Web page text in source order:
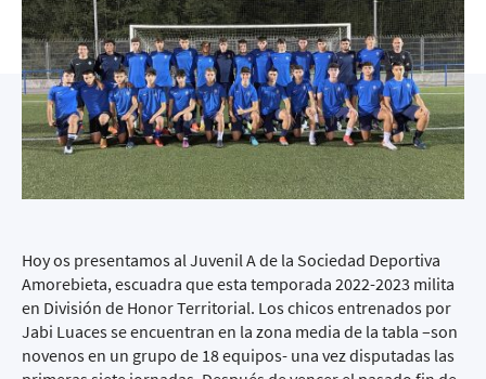
Hoy os presentamos al Juvenil A de la Sociedad Deportiva
Amorebieta, escuadra que esta temporada 2022-2023 milita
en División de Honor Territorial. Los chicos entrenados por
Jabi Luaces se encuentran en la zona media de la tabla –son
novenos en un grupo de 18 equipos- una vez disputadas las